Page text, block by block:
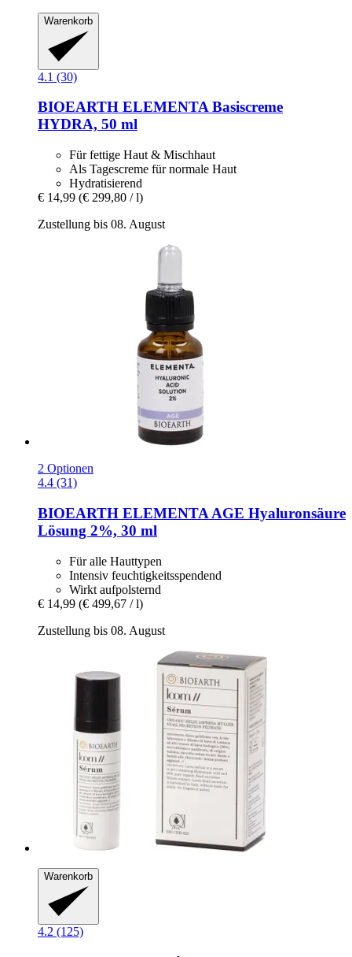
Warenkorb
4.1 (30)
BIOEARTH ELEMENTA Basiscreme
HYDRA, 50 ml
Für fettige Haut & Mischhaut
Als Tagescreme für normale Haut
Hydratisierend
€ 14,99 (€ 299,80 / l)
Zustellung bis 08. August
2 Optionen
4.4 (31)
BIOEARTH ELEMENTA AGE Hyaluronsäure
Lösung 2%, 30 ml
Für alle Hauttypen
Intensiv feuchtigkeitsspendend
Wirkt aufpolsternd
€ 14,99 (€ 499,67 / l)
Zustellung bis 08. August
Warenkorb
4.2 (125)